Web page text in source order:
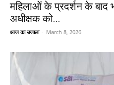
महिलाओं के प्रदर्शन के बाद
अधीक्षक को...
आज का उजाला - March 8, 2026